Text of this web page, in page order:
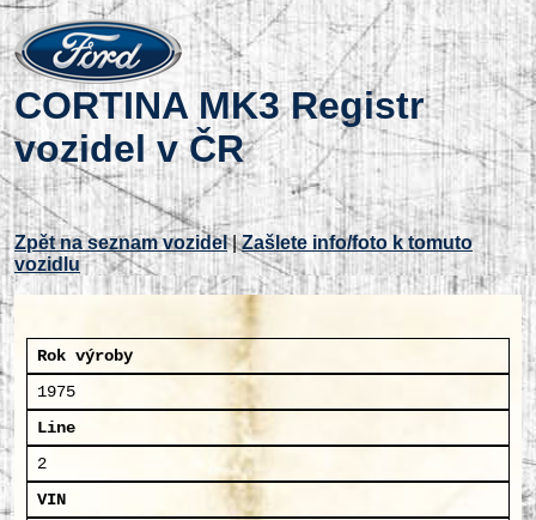
CORTINA MK3 Registr
vozidel v ČR
Zpět na seznam vozidel|Zašlete info/foto k tomuto
vozidlu
Rok výroby
1975
Line
2
VIN